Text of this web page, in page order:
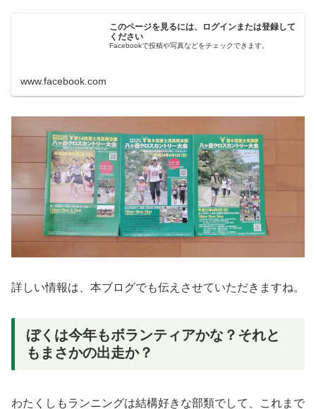
このページを見るには、ログインまたは登録して
ください
Facebookで投稿や写真などをチェックできます。
www.facebook.com
詳しい情報は、本ブログでも伝えさせていただきますね。
ぼくは今年もボランティアかな？それと
もまさかの出走か？
わたくしもランニングは結構好きな部類でして、これまで